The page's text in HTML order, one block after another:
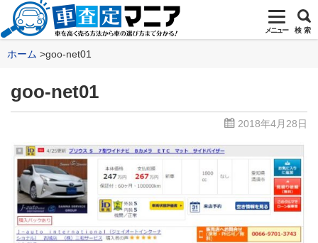
メニュー 検 索
ホーム goo-net01
goo-net01
2018年4月28日